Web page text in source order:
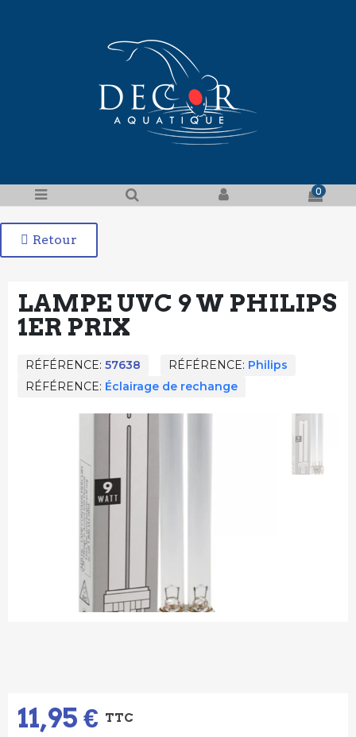
0
Retour
LAMPE UVC 9 W PHILIPS
1ER PRIX
RÉFÉRENCE 57638 RÉFÉRENCE Philips
RÉFÉRENCE Éclairage de rechange
11,95 € TTC